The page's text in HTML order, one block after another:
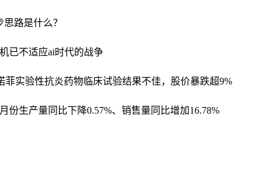
路是什么？
已不适应ai时代的战争
菲实验性抗炎药物临床试验结果不佳，股价暴跌超9%
份生产量同比下降0.57%、销售量同比增加16.78%